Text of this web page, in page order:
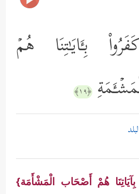
بِـَٔایَـٰتِنَا هُمۡ
﴿١٩﴾
هُمْ أَصْحَاب الْمَشْأَمَة}